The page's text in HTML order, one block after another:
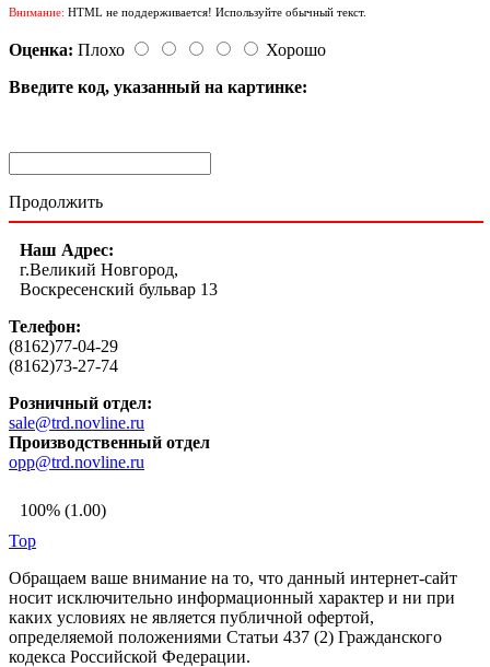
Внимание: HTML не поддерживается! Используйте обычный текст.
Оценка: Плохо
Хорошо
Введите код, указанный на картинке:
Продолжить
Наш Адрес:
г.Великий Новгород,
Воскресенский бульвар 13
Телефон:
(8162)77-04-29
(8162)73-27-74
Розничный отдел:
sale@trd.novline.ru
Производственный отдел
opp@trd.novline.ru
100% (1.00)
Top
Обращаем ваше внимание на то, что данный интернет-сайт
носит исключительно информационный характер и ни при
каких условиях не является публичной офертой,
определяемой положениями Статьи 437 (2) Гражданского
кодекса Российской Федерации.